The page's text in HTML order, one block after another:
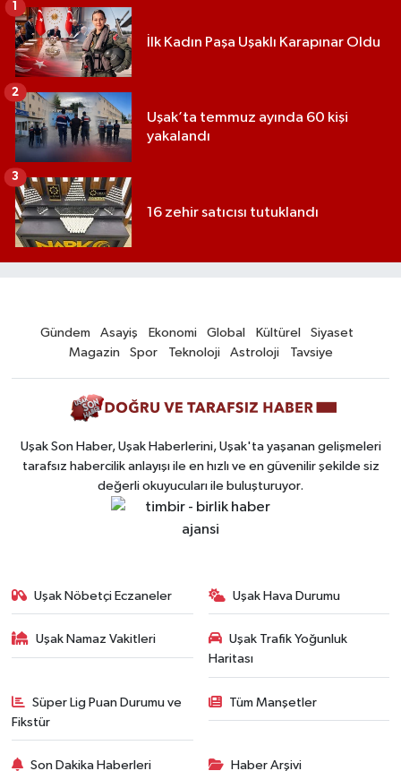
İlk Kadın Paşa Uşaklı Karapınar Oldu
1
Uşak’ta temmuz ayında 60 kişi
yakalandı
2
16 zehir satıcısı tutuklandı
3
Gündem Asayiş Ekonomi Global Kültürel
Siyaset
Magazin
Spor Teknoloji Astroloji Tavsiye
Uşak Son Haber, Uşak Haberlerini, Uşak'ta yaşanan gelişmeleri
tarafsız habercilik anlayışı ile en hızlı ve en güvenilir şekilde siz
değerli okuyucuları ile buluşturuyor.
Uşak Nöbetçi Eczaneler Uşak Hava Durumu
Uşak Namaz Vakitleri
Uşak Trafik Yoğunluk
Haritası
Süper Lig Puan Durumu ve
Fikstür
Tüm Manşetler
Son Dakika Haberleri Haber Arşivi